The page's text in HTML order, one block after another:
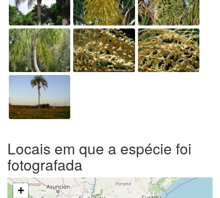
Locais em que a espécie foi
fotografada
+